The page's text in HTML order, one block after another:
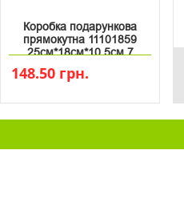
Коробка подарункова
прямокутна 11101859
25см*18см*10.5см 7
148.50 грн.